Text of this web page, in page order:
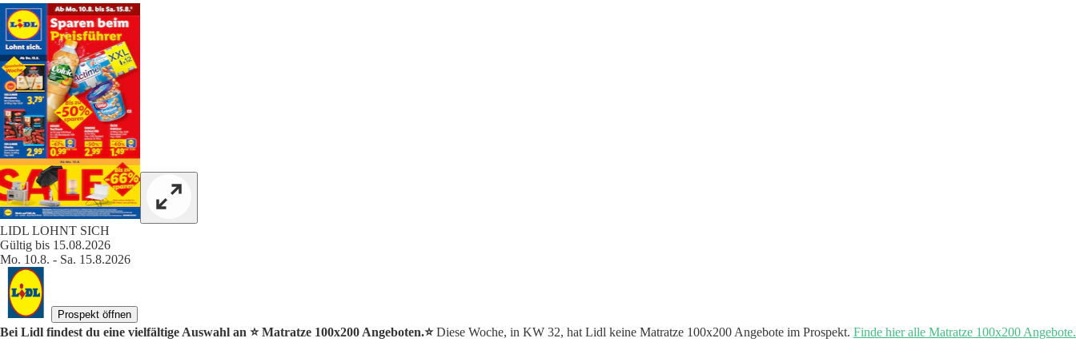
LIDL LOHNT SICH
Gültig bis 15.08.2026
Mo. 10.8. - Sa. 15.8.2026
Prospekt öffnen
Bei Lidl findest du eine vielfältige Auswahl an ⭐️ Matratze 100x200 Angeboten.⭐️Diese Woche, in KW 32, hat Lidl keine Matratze 100x200 Angebote im Prospekt. Finde hier alle Matratze 100x200 Angebote.